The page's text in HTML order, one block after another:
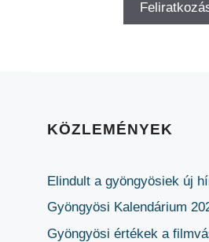
KÖZLEMÉNYEK
Elindult a gyöngyösiek új
Gyöngyösi Kalendárium
Gyöngyösi értékek a